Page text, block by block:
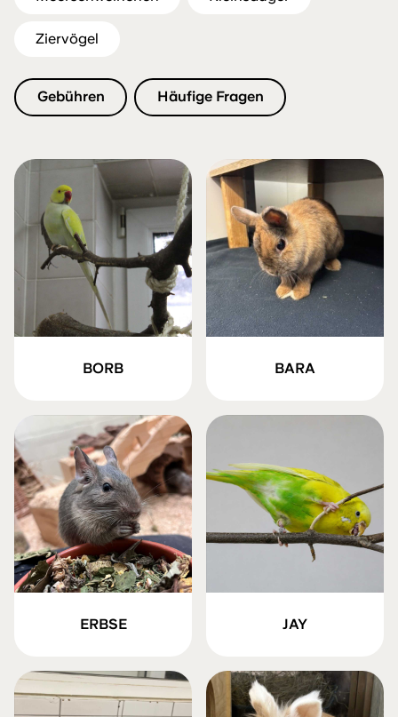
Ziervögel
Gebühren Häufige Fragen
BORB BARA
ERBSE JAY